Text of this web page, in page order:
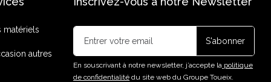
matériels
autres
En souscrivant à notre newsletter, j’accepte la politique
de confidentialité du site web du Groupe Toueix.